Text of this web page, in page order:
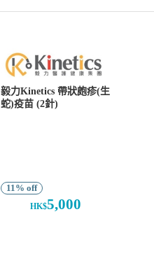
毅力Kinetics 帶狀皰疹(生
蛇)疫苗 (2針)
11% off
HK$5,000